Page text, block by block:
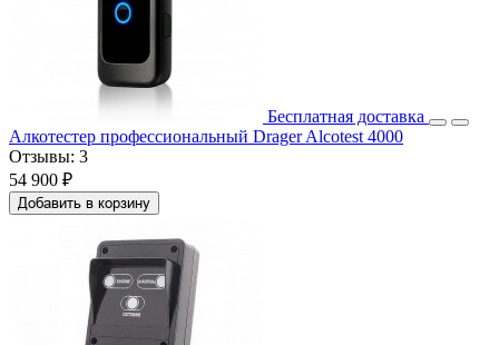
Бесплатная доставка
Алкотестер профессиональный Drager Alcotest 4000
Отзывы: 3
54 900 ₽
Добавить в корзину